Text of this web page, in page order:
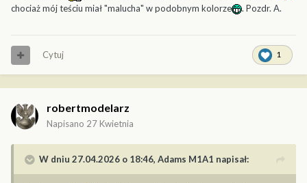
chociaż mój teściu miał "malucha" w podobnym kolorze
. Pozdr. A.
1
Cytuj
robertmodelarz
Napisano 27 Kwietnia
W dniu 27.04.2026 o 18:46, Adams M1A1 napisał: